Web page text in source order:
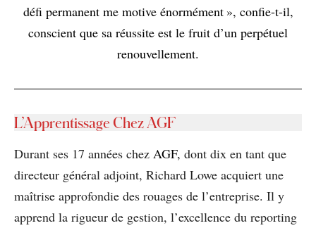
défi permanent me motive énormément », confie-t-il,
conscient que sa réussite est le fruit d’un perpétuel
renouvellement.
L’Apprentissage Chez AGF
Durant ses 17 années chez AGF, dont dix en tant que
directeur général adjoint, Richard Lowe acquiert une
maîtrise approfondie des rouages de l’entreprise. Il y
apprend la rigueur de gestion, l’excellence du reporting